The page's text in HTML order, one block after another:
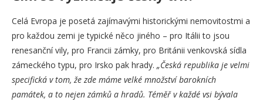
Celá Evropa je posetá zajímavými historickými nemovitostmi a
pro každou zemi je typické něco jiného – pro Itálii to jsou
renesanční vily, pro Francii zámky, pro Británii venkovská sídla
zámeckého typu, pro Irsko pak hrady. „Česká republika je velmi
specifická v tom, že zde máme velké množství barokních
památek, a to nejen zámků a hradů. Téměř v každé vsi bývala